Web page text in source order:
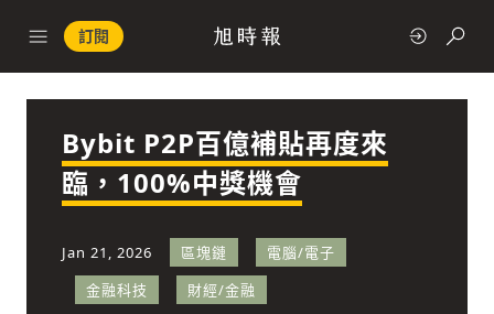
訂閱
政治
經濟
Bybit P2P百億補貼再度來
臨，100%中獎機會
Jan 21, 2026 區塊鏈
電腦/電子
金融科技
財經/金融